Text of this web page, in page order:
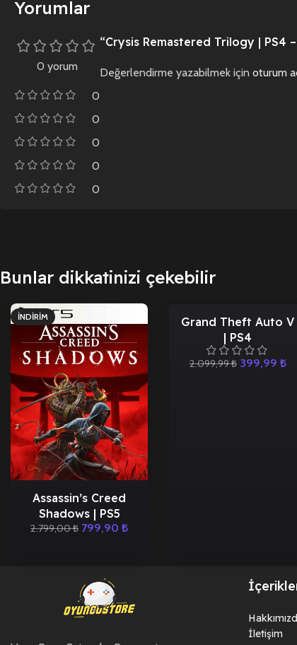
Yorumlar
0 yorum
0
0
0
0
0
“Crysis Remastered Trilogy | PS4
Değerlendirme yazabilmek için oturum
Bunlar dikkatinizi çekebilir
İNDIRIM
Assassin’s Creed
Shadows | PS5
2.799,00₺ 799,90 ₺
İNDIRIM
Grand Theft Auto V
| PS4
2.099,99₺ 399,99 ₺
İletişim